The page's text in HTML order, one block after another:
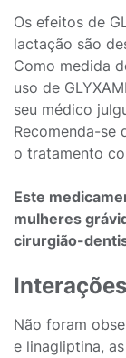
Os efeitos de
lactação são
Como medida
uso de
seu médico
Recomenda-se
o tratamento
Este
mulheres
cirurgião-
Não foram
e linagliptina,